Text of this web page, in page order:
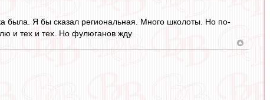
была. Я бы сказал региональная. Много школоты. Но по-
и тех и тех. Но фулюганов жду